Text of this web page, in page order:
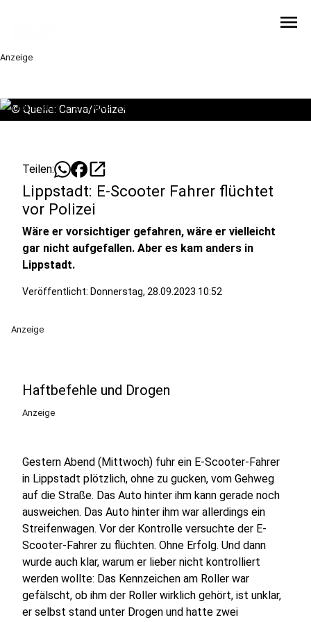
menu
Anzeige
© Quelle: Canva/Polizei
Teilen: open_in_new
Lippstadt: E-Scooter Fahrer flüchtet
vor Polizei
Wäre er vorsichtiger gefahren, wäre er vielleicht
gar nicht aufgefallen. Aber es kam anders in
Lippstadt.
Veröffentlicht: Donnerstag, 28.09.2023 10:52
Anzeige
Haftbefehle und Drogen
Anzeige
Gestern Abend (Mittwoch) fuhr ein E-Scooter-Fahrer
in Lippstadt plötzlich, ohne zu gucken, vom Gehweg
auf die Straße. Das Auto hinter ihm kann gerade noch
ausweichen. Das Auto hinter ihm war allerdings ein
Streifenwagen. Vor der Kontrolle versuchte der E-
Scooter-Fahrer zu flüchten. Ohne Erfolg. Und dann
wurde auch klar, warum er lieber nicht kontrolliert
werden wollte: Das Kennzeichen am Roller war
gefälscht, ob ihm der Roller wirklich gehört, ist unklar,
er selbst stand unter Drogen und hatte zwei